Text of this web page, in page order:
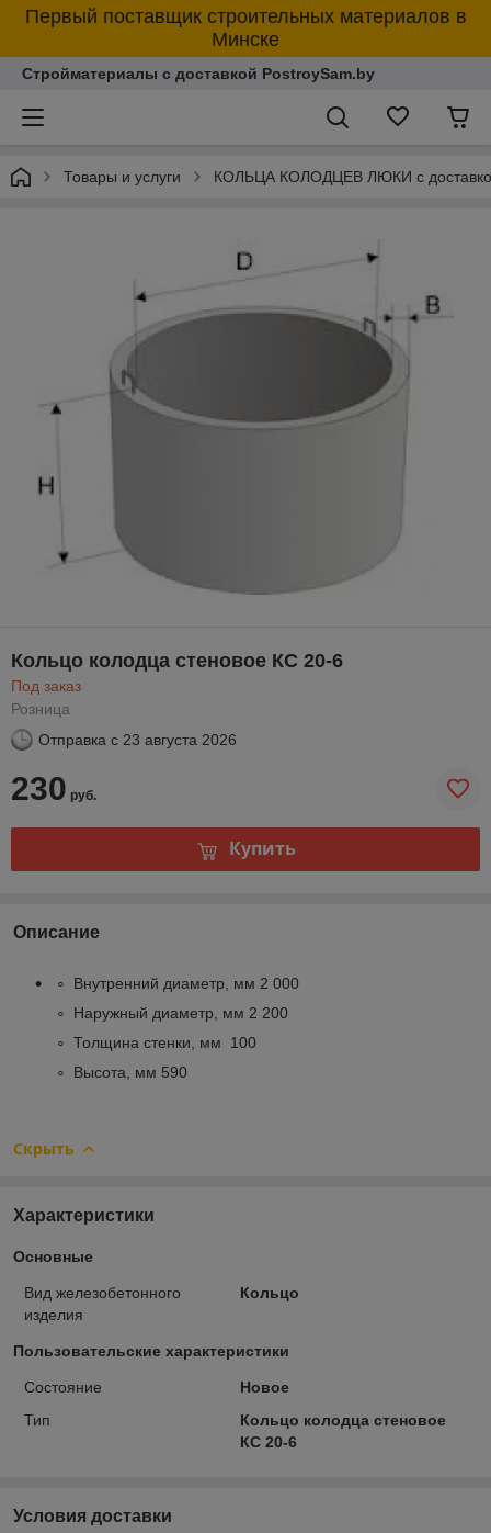
Первый поставщик строительных материалов в
Минске
Стройматериалы с доставкой PostroySam.by
Товары и услуги КОЛЬЦА КОЛОДЦЕВ ЛЮКИ с
Кольцо колодца стеновое КС 20-6
Под заказ
Розница
Отправка с 23 августа 2026
230 руб.
Купить
Описание
Внутренний диаметр, мм 2 000
Наружный диаметр, мм 2 200
Толщина стенки, мм 100
Высота, мм 590
Скрыть
Характеристики
Основные
Вид железобетонного
изделия
Кольцо
Пользовательские характеристики
Состояние
Новое
Тип
Кольцо колодца стеновое
КС 20-6
Условия доставки